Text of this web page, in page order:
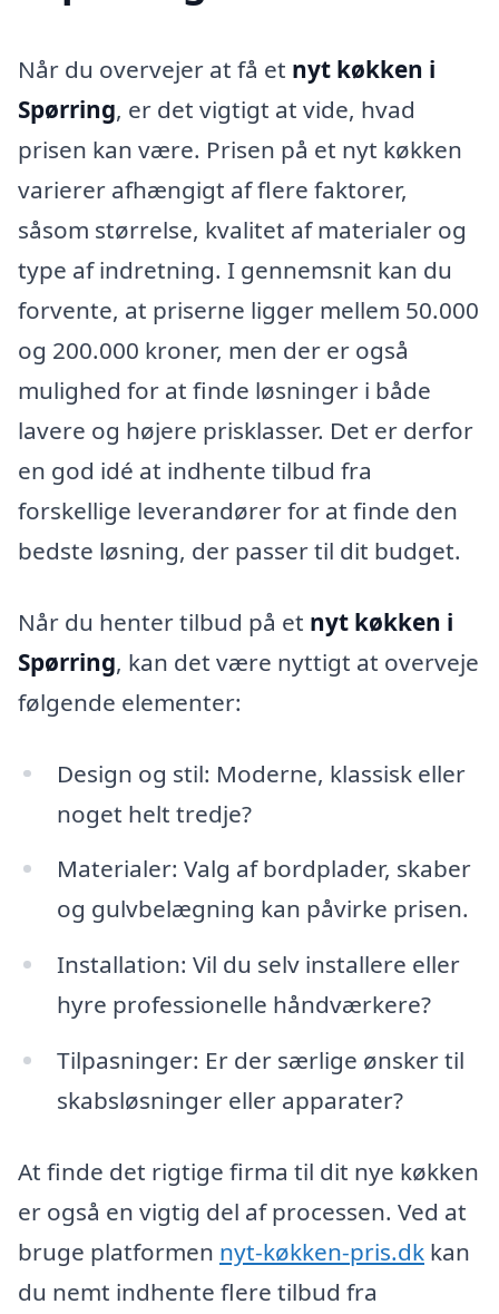
Når du overvejer at få et nyt køkken i
Spørring, er det vigtigt at vide, hvad
prisen kan være. Prisen på et nyt køkken
varierer afhængigt af flere faktorer,
såsom størrelse, kvalitet af materialer og
type af indretning. I gennemsnit kan du
forvente, at priserne ligger mellem 50.000
og 200.000 kroner, men der er også
mulighed for at finde løsninger i både
lavere og højere prisklasser. Det er derfor
en god idé at indhente tilbud fra
forskellige leverandører for at finde den
bedste løsning, der passer til dit budget.
Når du henter tilbud på et nyt køkken i
Spørring, kan det være nyttigt at overveje
følgende elementer:
Design og stil: Moderne, klassisk eller
noget helt tredje?
Materialer: Valg af bordplader, skaber
og gulvbelægning kan påvirke prisen.
Installation: Vil du selv installere eller
hyre professionelle håndværkere?
Tilpasninger: Er der særlige ønsker til
skabsløsninger eller apparater?
At finde det rigtige firma til dit nye køkken
er også en vigtig del af processen. Ved at
bruge platformen nyt-køkken-pris.dk kan
du nemt indhente flere tilbud fra